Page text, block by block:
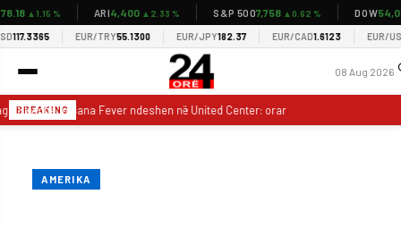
▲1.15 % ARI4,400▲2.33 % S&P 5007,758▲0.62 % DOW
117.3365 EUR/TRY55.1300 EUR/JPY182.37 EUR/CAD1.6123 EUR/USD
08 Aug 2026
BREAKING
Sky dhe Indiana Fever ndeshen në United Center: orari, përbërjet dhe
AMERIKA